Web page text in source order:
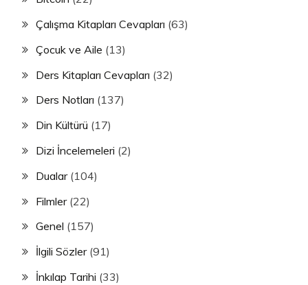
Çalışma Kitapları Cevapları (63)
Çocuk ve Aile (13)
Ders Kitapları Cevapları (32)
Ders Notları (137)
Din Kültürü (17)
Dizi İncelemeleri (2)
Dualar(104)
Filmler(22)
Genel (157)
İlgili Sözler(91)
İnkılap Tarihi (33)